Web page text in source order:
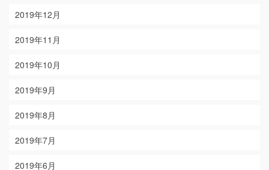
2019年12月
2019年11月
2019年10月
2019年9月
2019年8月
2019年7月
2019年6月